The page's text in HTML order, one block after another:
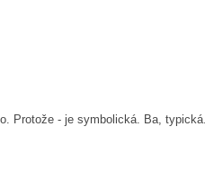
Protože - je symbolická. Ba, typická.